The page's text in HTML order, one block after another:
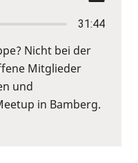
31:44
Nicht bei der
Mitglieder
und
in Bamberg.